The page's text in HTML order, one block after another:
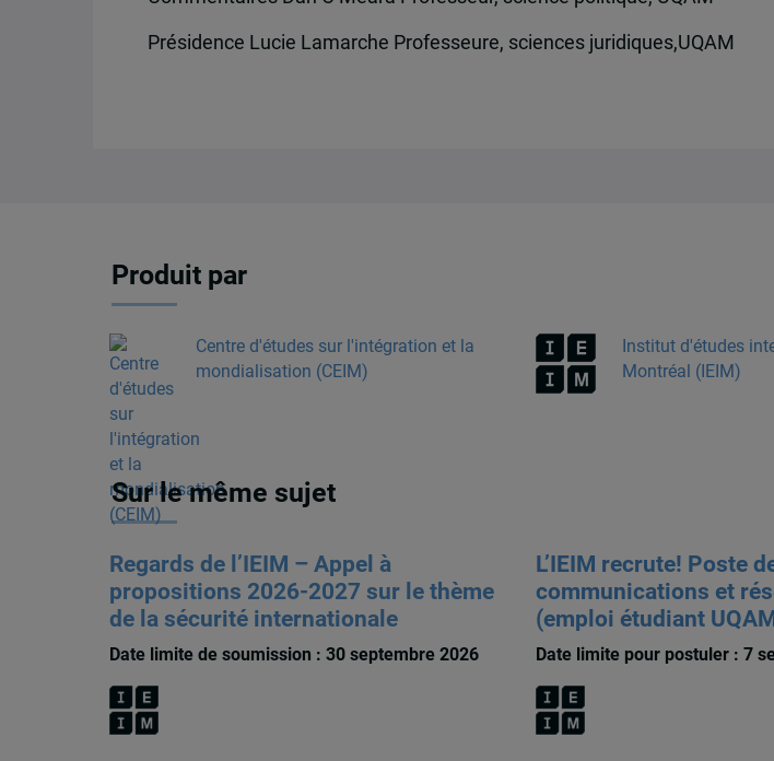
Présidence Lucie Lamarche Professeure, sciences juridiques,UQAM
Produit par
Centre d'études sur l'intégration et la
mondialisation (CEIM)
Institut d'études
Montréal (IEIM)
Sur le même sujet
Regards de l’IEIM – Appel à
propositions 2026-2027 sur le thème
de la sécurité internationale
Date limite de soumission : 30 septembre 2026
L’IEIM recrute! Poste
communications et
(emploi étudiant
Date limite pour postuler : 7